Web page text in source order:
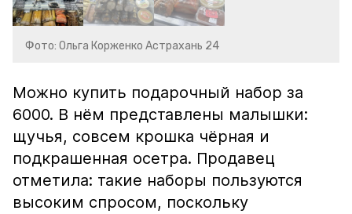
Фото: Ольга Корженко Астрахань 24
Можно купить подарочный набор за
6000. В нём представлены малышки:
щучья, совсем крошка чёрная и
подкрашенная осетра. Продавец
отметила: такие наборы пользуются
высоким спросом, поскольку